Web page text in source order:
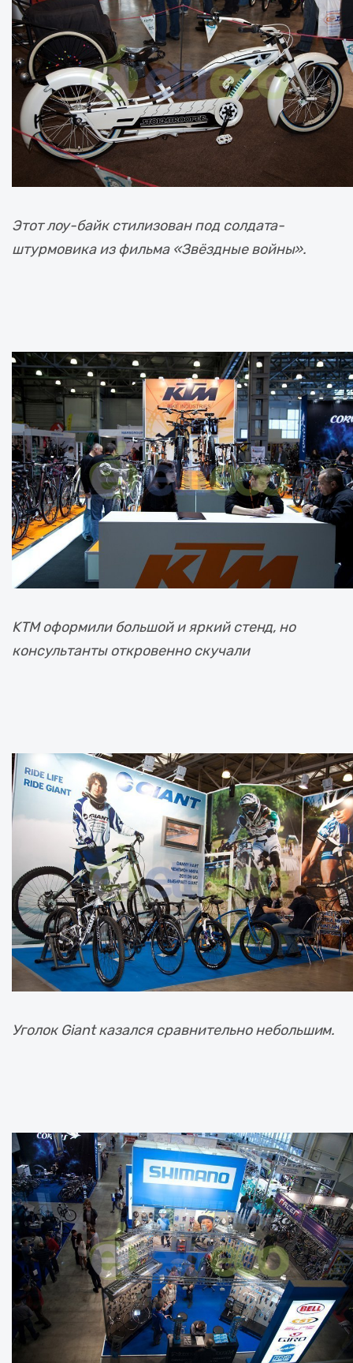
Этот лоу-байк стилизован под солдата-
штурмовика из фильма «Звёздные войны».
KTM оформили большой и яркий стенд, но
консультанты откровенно скучали
Уголок Giant казался сравнительно небольшим.